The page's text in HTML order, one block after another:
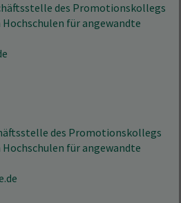
des Promotionskollegs
für angewandte
des Promotionskollegs
für angewandte